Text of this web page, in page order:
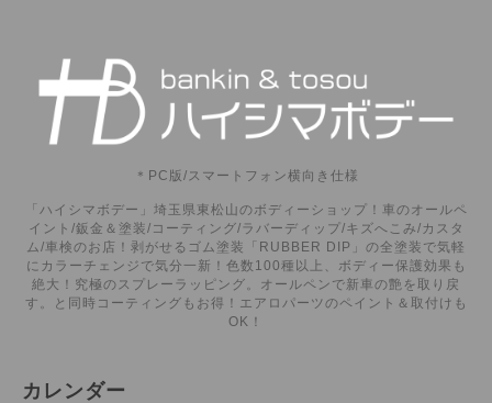
＊PC版/スマートフォン横向き仕様
「ハイシマボデー」埼玉県東松山のボディーショップ！車のオールペ
イント/鈑金＆塗装/コーティング/ラバーディップ/キズへこみ/カスタ
ム/車検のお店！剥がせるゴム塗装「RUBBER DIP」の全塗装で気軽
にカラーチェンジで気分一新！色数100種以上、ボディー保護効果も
絶大！究極のスプレーラッピング。オールペンで新車の艶を取り戻
す。と同時コーティングもお得！エアロパーツのペイント＆取付けも
OK！
カレンダー